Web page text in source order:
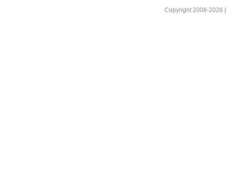
Copyright 2008-2026